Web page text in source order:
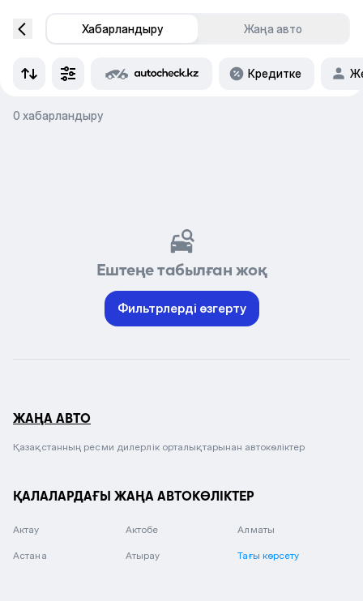
Хабарландыру Жаңа авто
Кредитке
0 хабарландыру
Ештеңе табылған жоқ
Фильтрлерді өзгерту
ЖАҢА АВТО
Қазақстанның ресми дилерлік орталықтарынан автокөліктер
ҚАЛАЛАРДАҒЫ ЖАҢА АВТОКӨЛІКТЕР
Актау Актобе Алматы
Астана Атырау Тағы көрсету